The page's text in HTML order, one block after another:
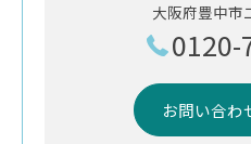
大阪府豊中市
0120-
お問い合わ